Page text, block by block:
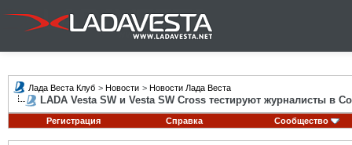
Лада Веста Клуб > Новости > Новости Лада Веста
LADA Vesta SW и Vesta SW Cross тестируют журналисты в
Регистрация Справка Сообщество